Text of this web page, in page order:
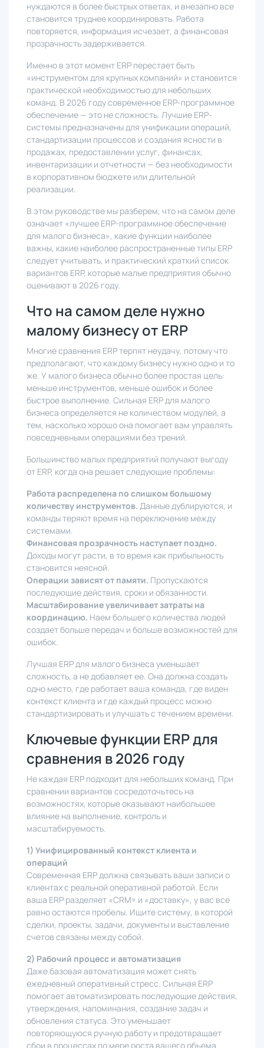
нуждаются в более быстрых ответах, и внезапно все
становится труднее координировать. Работа
повторяется, информация исчезает, а финансовая
прозрачность задерживается.
Именно в этот момент ERP перестает быть
«инструментом для крупных компаний» и становится
практической необходимостью для небольших
команд. В 2026 году современное ERP-программное
обеспечение — это не сложность. Лучшие ERP-
системы предназначены для унификации операций,
стандартизации процессов и создания ясности в
продажах, предоставлении услуг, финансах,
инвентаризации и отчетности — без необходимости
в корпоративном бюджете или длительной
реализации.
В этом руководстве мы разберем, что на самом деле
означает «лучшее ERP-программное обеспечение
для малого бизнеса», какие функции наиболее
важны, какие наиболее распространенные типы ERP
следует учитывать, и практический краткий список
вариантов ERP, которые малые предприятия обычно
оценивают в 2026 году.
Что на самом деле нужно
малому бизнесу от ERP
Многие сравнения ERP терпят неудачу, потому что
предполагают, что каждому бизнесу нужно одно и то
же. У малого бизнеса обычно более простая цель:
меньше инструментов, меньше ошибок и более
быстрое выполнение. Сильная ERP для малого
бизнеса определяется не количеством модулей, а
тем, насколько хорошо она помогает вам управлять
повседневными операциями без трений.
Большинство малых предприятий получают выгоду
от ERP, когда она решает следующие проблемы:
Работа распределена по слишком большому
количеству инструментов. Данные дублируются, и
команды теряют время на переключение между
системами.
Финансовая прозрачность наступает поздно.
Доходы могут расти, в то время как прибыльность
становится неясной.
Операции зависят от памяти. Пропускаются
последующие действия, сроки и обязанности.
Масштабирование увеличивает затраты на
координацию. Наем большего количества людей
создает больше передач и больше возможностей для
ошибок.
Лучшая ERP для малого бизнеса уменьшает
сложность, а не добавляет ее. Она должна создать
одно место, где работает ваша команда, где виден
контекст клиента и где каждый процесс можно
стандартизировать и улучшать с течением времени.
Ключевые функции ERP для
сравнения в 2026 году
Не каждая ERP подходит для небольших команд. При
сравнении вариантов сосредоточьтесь на
возможностях, которые оказывают наибольшее
влияние на выполнение, контроль и
масштабируемость.
1) Унифицированный контекст клиента и
операций
Современная ERP должна связывать ваши записи о
клиентах с реальной оперативной работой. Если
ваша ERP разделяет «CRM» и «доставку», у вас все
равно остаются пробелы. Ищите систему, в которой
сделки, проекты, задачи, документы и выставление
счетов связаны между собой.
2) Рабочий процесс и автоматизация
Даже базовая автоматизация может снять
ежедневный оперативный стресс. Сильная ERP
помогает автоматизировать последующие действия,
утверждения, напоминания, создание задач и
обновления статуса. Это уменьшает
повторяющуюся ручную работу и предотвращает
сбои в процессах по мере роста вашего объема.